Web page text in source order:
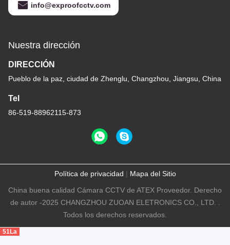
info@exproofcctv.com
Nuestra dirección
DIRECCIÓN
Pueblo de la paz, ciudad de Zhenglu, Changzhou, Jiangsu, China
Tel
86-519-88962115-873
Política de privacidad | Mapa del Sitio
China buena calidad Cámara CCTV de ATEX Proveedor. Derecho
de autor -2025 CHANGZHOU ZUOAN ELETRONICS CO., LTD. .
Todos los derechos reservados.
51La